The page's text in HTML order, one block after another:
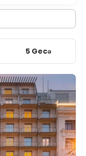
5 Gecə